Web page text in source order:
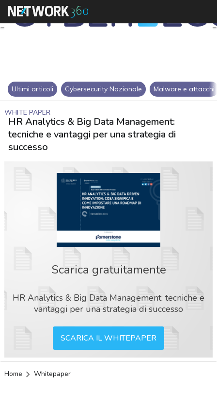
Ultimi articoli Cybersecurity Nazionale Malware e attacchi
WHITE PAPER
HR Analytics & Big Data Management:
tecniche e vantaggi per una strategia di
successo
Scarica gratuitamente
HR Analytics & Big Data Management: tecniche e
vantaggi per una strategia di successo
SCARICA IL WHITEPAPER
Home Whitepaper